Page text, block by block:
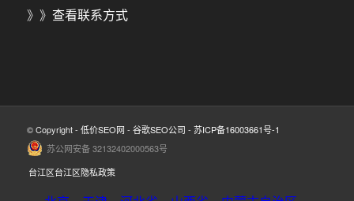
》》 查看联系方式
© Copyright - 低价SEO网 - 谷歌SEO公司 - 苏ICP备16003661号-1
苏公网安备 32132402000563号
台江区台江区隐私政策